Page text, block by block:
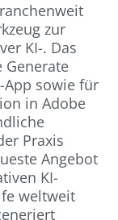
zur
KI-. Das
App sowie für
in Adobe
Praxis
Angebot
KI-
weltweit